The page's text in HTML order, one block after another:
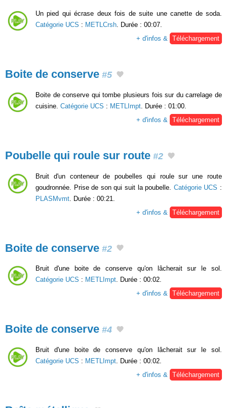
Un pied qui écrase deux fois de suite une canette de soda.
Catégorie UCS : METLCrsh. Durée : 00:07.
+ d'infos & Téléchargement
Boite de conserve #5
Boite de conserve qui tombe plusieurs fois sur du carrelage de
cuisine. Catégorie UCS : METLImpt . Durée : 01:00.
+ d'infos &
Téléchargement
Poubelle qui roule sur route #2
Bruit d'un conteneur de poubelles qui roule sur une route
goudronnée. Prise de son qui suit la poubelle. Catégorie UCS :
PLASMvmt . Durée : 00:21.
+ d'infos &
Téléchargement
Boite de conserve #2
Bruit d'une boite de conserve qu'on lâcherait sur le sol.
Catégorie UCS : METLImpt. Durée : 00:02.
+ d'infos & Téléchargement
Boite de conserve #4
Bruit d'une boite de conserve qu'on lâcherait sur le sol.
Catégorie UCS : METLImpt . Durée : 00:02.
+ d'infos &
Téléchargement